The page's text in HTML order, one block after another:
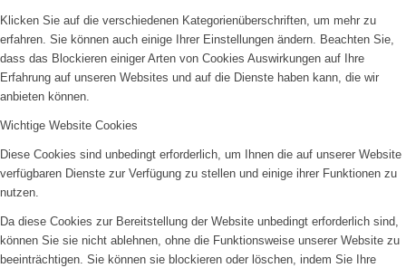
Klicken Sie auf die verschiedenen Kategorienüberschriften, um mehr zu
erfahren. Sie können auch einige Ihrer Einstellungen ändern. Beachten Sie,
dass das Blockieren einiger Arten von Cookies Auswirkungen auf Ihre
Erfahrung auf unseren Websites und auf die Dienste haben kann, die wir
anbieten können.
Wichtige Website Cookies
Diese Cookies sind unbedingt erforderlich, um Ihnen die auf unserer Website
verfügbaren Dienste zur Verfügung zu stellen und einige ihrer Funktionen zu
nutzen.
Da diese Cookies zur Bereitstellung der Website unbedingt erforderlich sind,
können Sie sie nicht ablehnen, ohne die Funktionsweise unserer Website zu
beeinträchtigen. Sie können sie blockieren oder löschen, indem Sie Ihre